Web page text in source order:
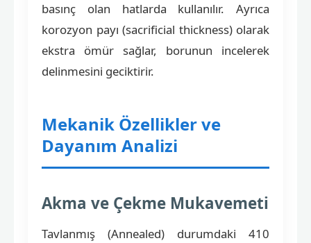
basınç olan hatlarda kullanılır. Ayrıca
korozyon payı (sacrificial thickness) olarak
ekstra ömür sağlar, borunun incelerek
delinmesini geciktirir.
Mekanik Özellikler ve
Dayanım Analizi
Akma ve Çekme Mukavemeti
Tavlanmış (Annealed) durumdaki 410